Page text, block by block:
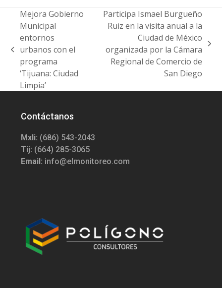
previous
post:
Mejora Gobierno
Municipal
entornos
urbanos con el
programa
‘Tijuana: Ciudad
Limpia’
next
post:
Participa Ismael Burgueño
Ruiz en la visita anual a la
Ciudad de México
organizada por la Cámara
Regional de Comercio de
San Diego
Contáctanos
Mxli: (686) 543-2043
Tij: (664) 285-3065
Email: info@elmonitoreo.com